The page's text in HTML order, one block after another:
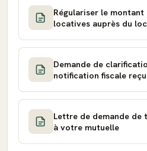
Régulariser le montant
locatives auprès du
Demande de
notification fiscale
Lettre de demande de
à votre mutuelle